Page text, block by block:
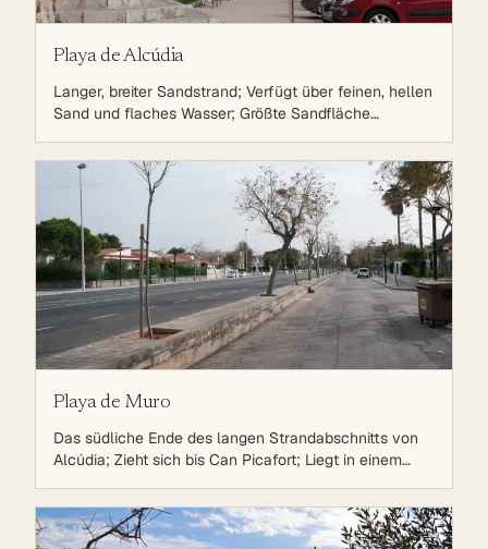
Playa de Alcúdia
Langer, breiter Sandstrand; Verfügt über feinen, hellen
Sand und flaches Wasser; Größte Sandfläche
Playa de Muro
Das südliche Ende des langen Strandabschnitts von
Alcúdia; Zieht sich bis Can Picafort; Liegt in einem